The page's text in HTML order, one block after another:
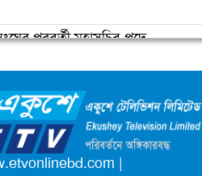
পরবর্তী মহাসচিব পদে
অ্যাম্বাসেডর নিয়োগ দিচ্ছে একুশে
পেয়ে সচিব হলেন ২ কর্মকর্তা
|